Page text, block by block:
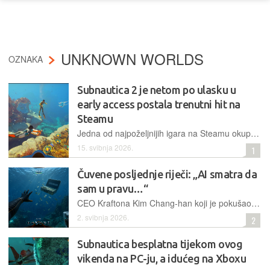
OZNAKA UNKNOWN WORLDS
Subnautica 2 je netom po ulasku u
early access postala trenutni hit na
Steamu
Jedna od najpoželjnijih igara na Steamu okupila je impresivan broj igrača i ostvarila milijunsku prodaju u samo sat vremena nakon pokretanja programa ranog pristupa
15. svibnja 2026. 1
Čuvene posljednje riječi: „AI smatra da
sam u pravu…“
CEO Kraftona Kim Chang-han koji je pokušao izvrdati svoje obveze prema tvorcima Subnautice nije poseban po tome što je CEO, već po tome što je upao u aktualnu zamku za sociopate – vjeruje chatbotu koji mu kaže da je genijalan
2. svibnja 2026. 2
Subnautica besplatna tijekom ovog
vikenda na PC-ju, a idućeg na Xboxu